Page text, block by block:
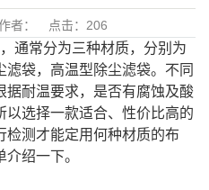
者： 点击： 206
通常分为三种材质，分别为
袋，高温型除尘滤袋。不同
据耐温要求，是否有腐蚀及酸
选择一款适合、性价比高的
检测才能定用何种材质的布
绍一下。